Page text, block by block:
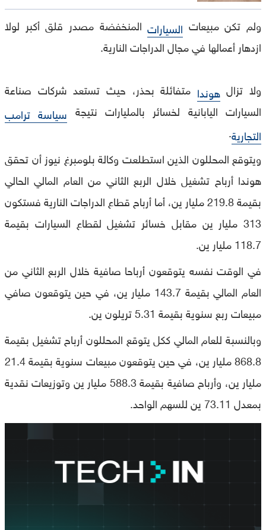
ولم تكن مبيعات السيارات المنخفضة مصدر قلق أكبر لولا
ازدهار أعمالها في مجال الدراجات النارية.
ولا تزال هوندا متفائلة بحذر، حيث تستعد شركات صناعة
السيارات اليابانية لخسائر بالمليارات نتيجة سياسة ترامب
التجارية.
ويتوقع المحللون الذين استطلعت وكالة بلومبرغ نيوز أن تحقق
هوندا أرباح تشغيل خلال الربع الثاني من العام المالي الحالي
بقيمة 219.8 مليار ين، أما أرباح قطاع الدراجات النارية فستكون
313 مليار ين مقابل خسائر تشغيل لقطاع السيارات بقيمة
118.7 مليار ين.
في الوقت نفسه يتوقعون أرباحا صافية خلال الربع الثاني من
العام المالي بقيمة 143.7 مليار ين، في حين يتوقعون صافي
مبيعات ربع سنوية بقيمة 5.31 تريلون ين.
وبالنسبة للعام المالي ككل يتوقع المحللون أرباح تشغيل بقيمة
868.8 مليار ين، في حين يتوقعون مبيعات سنوية بقيمة 21.4
مليار ين، وأرباح صافية بقيمة 588.3 مليار ين وتوزيعات نقدية
بمعدل 73.11 ين للسهم الواحد.